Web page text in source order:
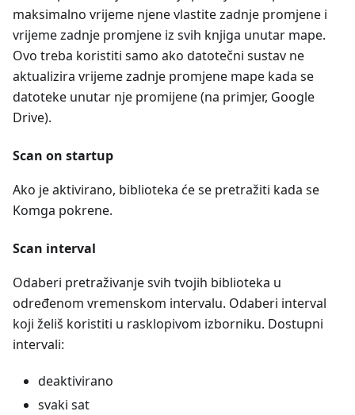
maksimalno vrijeme njene vlastite zadnje promjene i
vrijeme zadnje promjene iz svih knjiga unutar mape.
Ovo treba koristiti samo ako datotečni sustav ne
aktualizira vrijeme zadnje promjene mape kada se
datoteke unutar nje promijene (na primjer, Google
Drive).
Scan on startup
Ako je aktivirano, biblioteka će se pretražiti kada se
Komga pokrene.
Scan interval
Odaberi pretraživanje svih tvojih biblioteka u
određenom vremenskom intervalu. Odaberi interval
koji želiš koristiti u rasklopivom izborniku. Dostupni
intervali:
deaktivirano
svaki sat